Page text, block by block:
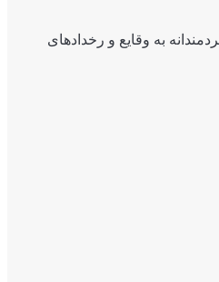
به وقایع و رخدادهای